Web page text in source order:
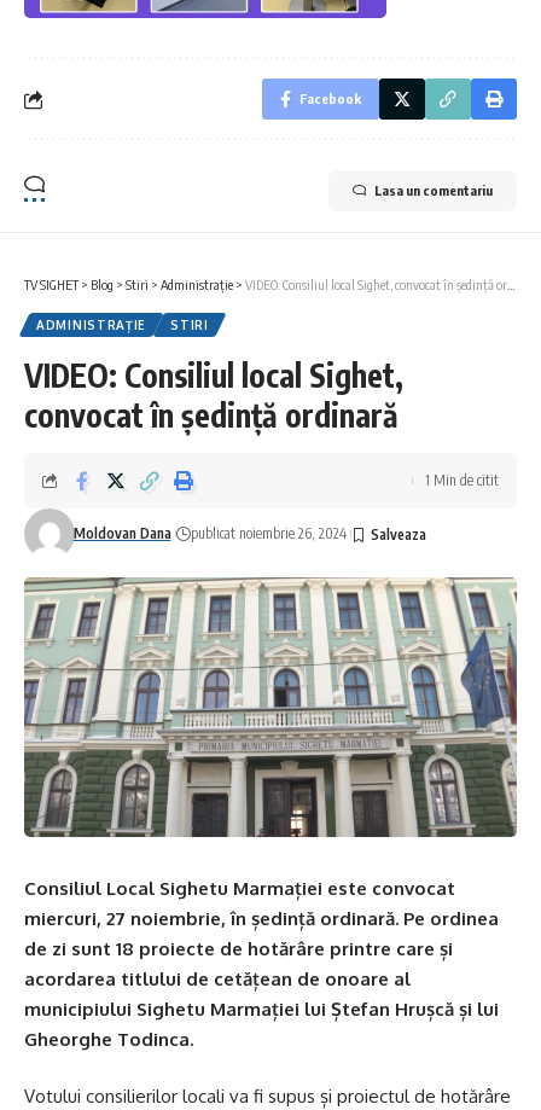
Facebook
Lasa un comentariu
TV SIGHET> Blog > Stiri > Administrație > VIDEO: Consiliul local Sighet, convocat în ședință ordinară
ADMINISTRAȚIE STIRI
VIDEO: Consiliul local Sighet,
convocat în ședință ordinară
Moldovan Dana publicat noiembrie 26, 2024
1 Min de citit
Consiliul Local Sighetu Marmației este convocat
miercuri, 27 noiembrie, în ședință ordinară. Pe ordinea
de zi sunt 18 proiecte de hotărâre printre care și
acordarea titlului de cetățean de onoare al
municipiului Sighetu Marmației lui Ștefan Hrușcă și lui
Gheorghe Todinca.
Votului consilierilor locali va fi supus și proiectul de hotărâre